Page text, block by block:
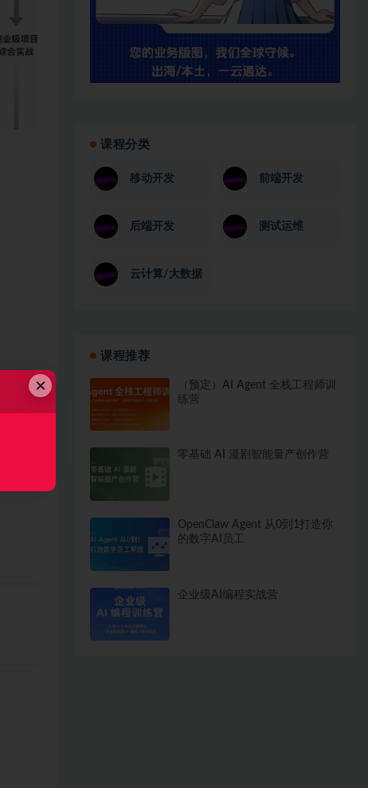
课程分类
移动开发 前端开发
后端开发 测试运维
云计算/大数据
课程推荐
（预定）AI Agent 全栈工程师训
练营
零基础 AI 漫剧智能量产创作营
OpenClaw Agent 从0到1打造你
的数字AI员工
企业级AI编程实战营
×